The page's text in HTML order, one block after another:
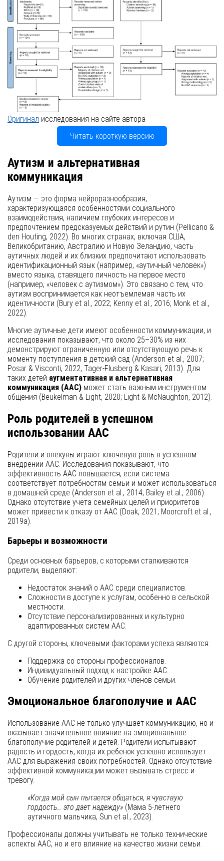
Оригинал исследования на сайте автора
Читать короткую версию
Аутизм и альтернативная
коммуникация
Аутизм — это форма нейроразнообразия,
характеризующаяся особенностями социального
взаимодействия, наличием глубоких интересов и
предпочтением предсказуемых действий и рутин (Pellicano &
den Houting, 2022). Во многих странах, включая США,
Великобританию, Австралию и Новую Зеландию, часть
аутичных людей и их близких предпочитают использовать
идентификационный язык (например, «аутичный человек»)
вместо языка, ставящего личность на первое место
(например, «человек с аутизмом»). Это связано с тем, что
аутизм воспринимается как неотъемлемая часть их
идентичности (Bury et al., 2022; Kenny et al., 2016; Monk et al.,
2022).
Многие аутичные дети имеют особенности коммуникации, и
исследования показывают, что около 25–30% из них
демонстрируют ограниченную или отсутствующую речь к
моменту поступления в детский сад (Anderson et al., 2007;
Posar & Visconti, 2022; Tager-Flusberg & Kasari, 2013). Для
таких детей аугментативная и альтернативная
коммуникация (AAC) может стать важным инструментом
общения (Beukelman & Light, 2020; Light & McNaughton, 2012).
Роль родителей в успешном
использовании AAC
Родители и опекуны играют ключевую роль в успешном
внедрении AAC. Исследования показывают, что
эффективность AAC повышается, если система
соответствует потребностям семьи и может использоваться
в домашней среде (Anderson et al., 2014; Bailey et al., 2006).
Однако отсутствие учета семейных целей и приоритетов
может привести к отказу от AAC (Doak, 2021; Moorcroft et al.,
2019a).
Барьеры и возможности
Среди основных барьеров, с которыми сталкиваются
родители, выделяют:
Недостаток знаний о AAC среди специалистов.
Сложности в доступе к услугам, особенно в сельской
местности.
Отсутствие персонализированных и культурно
адаптированных систем AAC.
С другой стороны, ключевыми факторами успеха являются:
Поддержка со стороны профессионалов.
Индивидуальный подход к настройке AAC.
Обучение родителей и других членов семьи.
Эмоциональное благополучие и AAC
Использование AAC не только улучшает коммуникацию, но и
оказывает значительное влияние на эмоциональное
благополучие родителей и детей. Родители испытывают
радость и гордость, когда их ребенок успешно использует
AAC для выражения своих потребностей. Однако отсутствие
эффективной коммуникации может вызывать стресс и
тревогу.
«Когда мой сын пытается общаться, я чувствую
гордость… это дает надежду» (Мама 5-летнего
аутичного мальчика, Sun et al., 2023).
Профессионалы должны учитывать не только технические
аспекты AAC, но и его влияние на качество жизни семьи.